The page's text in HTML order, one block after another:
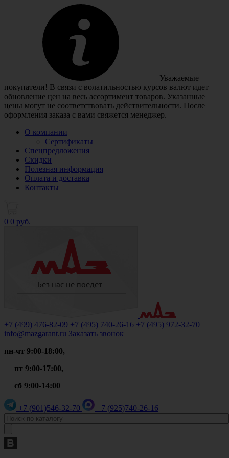
Уважаемые
покупатели! В связи с волатильностью курсов валют идет
обновление цен на весь ассортимент товаров. Указанные
цены могут не соответствовать действительности. После
оформления заказа с вами свяжется менеджер.
О компании
Сертификаты
Спецпредложения
Скидки
Полезная информация
Оплата и доставка
Контакты
0 0 руб.
+7 (499) 476-82-09 +7 (495) 740-26-16 +7 (495) 972-32-70
info@mazgarant.ru Заказать звонок
пн-чт 9:00-18:00,
пт 9:00-17:00,
сб 9:00-14:00
+7 (901)546-32-70 +7 (925)740-26-16